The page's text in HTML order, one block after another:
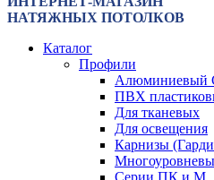
НАТЯЖНЫХ ПОТОЛКОВ
Каталог
Профили
Алюминиевый
ПВХ
Для тканевых
Для освещения
Карнизы
Серии ПК и М